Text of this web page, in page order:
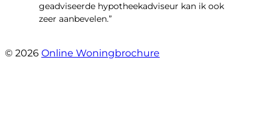
geadviseerde hypotheekadviseur kan ik ook
zeer aanbevelen.”
© 2026 Online Woningbrochure